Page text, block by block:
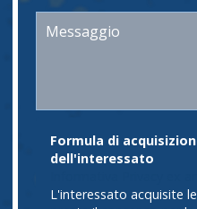
Formula di
dell'interessato
L'interessato acquisite